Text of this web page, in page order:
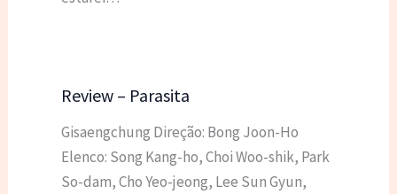
Review – Parasita
Gisaengchung Direção: Bong Joon-Ho
Elenco: Song Kang-ho, Choi Woo-shik, Park
So-dam, Cho Yeo-jeong, Lee Sun Gyun,